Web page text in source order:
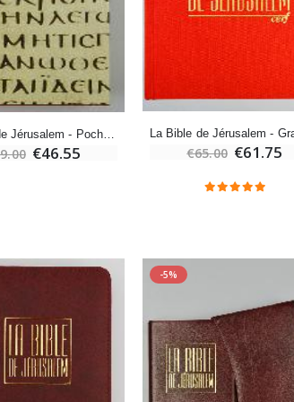
-10%
€5.50 €4.95
€9.90
€130.00
€5.00
La Bible de Jérusalem - Poche reliée rouge sous coffret
€46.55 €65.00 €61.75
-5%